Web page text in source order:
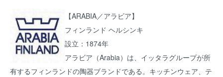
【ARABIA／アラビア】
フィンランド ヘルシンキ
設立：1874年
アラビア（Arabia）は、イッタラグループが所
有するフィンランドの陶器ブランドである。キッチンウェア、テ